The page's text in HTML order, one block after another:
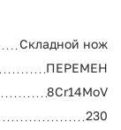
Складной нож
ПЕРЕМЕН
8Cr14MoV
230